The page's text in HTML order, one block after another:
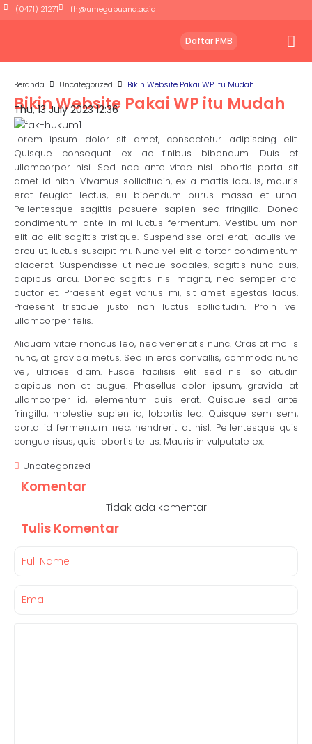
(0471) 21271 fh@umegabuana.ac.id
Daftar PMB
Beranda Uncategorized Bikin Website Pakai WP itu Mudah
Bikin Website Pakai WP itu Mudah
Thu, 13 July 2023 12:36
Lorem ipsum dolor sit amet, consectetur adipiscing elit.
Quisque consequat ex ac finibus bibendum. Duis et
ullamcorper nisi. Sed nec ante vitae nisl lobortis porta sit
amet id nibh. Vivamus sollicitudin, ex a mattis iaculis, mauris
erat feugiat lectus, eu bibendum purus massa et urna.
Pellentesque sagittis posuere sapien sed fringilla. Donec
condimentum ante in mi luctus fermentum. Vestibulum non
elit ac elit sagittis tristique. Suspendisse orci erat, iaculis vel
arcu ut, luctus suscipit mi. Nunc vel elit a tortor condimentum
placerat. Suspendisse ut neque sodales, sagittis nunc quis,
dapibus arcu. Donec sagittis nisl magna, nec semper orci
auctor et. Praesent eget varius mi, sit amet egestas lacus.
Praesent tristique justo non luctus sollicitudin. Proin vel
ullamcorper felis.
Aliquam vitae rhoncus leo, nec venenatis nunc. Cras at mollis
nunc, at gravida metus. Sed in eros convallis, commodo nunc
vel, ultrices diam. Fusce facilisis elit sed nisi sollicitudin
dapibus non at augue. Phasellus dolor ipsum, gravida at
ullamcorper id, elementum quis erat. Quisque sed ante
fringilla, molestie sapien id, lobortis leo. Quisque sem sem,
porta id fermentum nec, hendrerit at nisl. Pellentesque quis
congue risus, quis lobortis tellus. Mauris in vulputate ex.
Uncategorized
Komentar
Tidak ada komentar
Tulis Komentar